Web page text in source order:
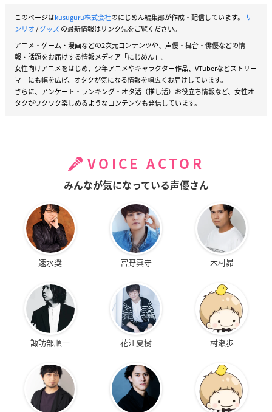
このページはkusuguru株式会社のにじめん編集部が作成・配信しています。 サ
ンリオ/グッズの最新情報はリンク先をご覧ください。
アニメ・ゲーム・漫画などの2次元コンテンツや、声優・舞台・俳優などの情
報・話題をお届けする情報メディア「にじめん」。
女性向けアニメをはじめ、少年アニメやキャラクター作品、VTuberなどストリー
マーにも幅を広げ、オタクが気になる情報を幅広くお届けしています。
さらに、アンケート・ランキング・オタ活（推し活）お役立ち情報など、女性オ
タクがワクワク楽しめるようなコンテンツも発信しています。
VOICE ACTOR
みんなが気になっている声優さん
速水奨 宮野真守 木村昴
諏訪部順一 花江夏樹 村瀬歩